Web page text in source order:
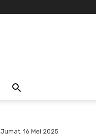
Jumat, 16 Mei 2025